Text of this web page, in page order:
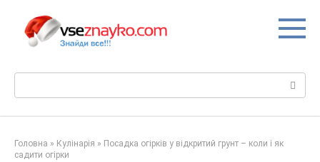
вмісту
Головна » Кулінарія » Посадка огірків у відкритий грунт – коли і як
садити огірки